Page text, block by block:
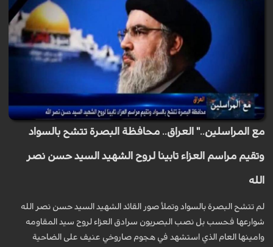
مع المراسلين.." العراق.. محافظة البصرة تتشح بالسواد
وتقيم مراسم العزاء تابينا لروح الشهيد السيد حسن نصر
الله
لم تتشح البصرة بالسواد وتملأ صور القائد الشهيد السيد حسن نصر الله
شوارعها فحسب بل نصب البصريون سرادق العزاء لروح سيد المقاومه
وامينها العام الذي استشهد في هجوم صاروخي عنيف على الضاحية